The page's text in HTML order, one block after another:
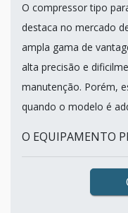
O compressor tipo
destaca no mercado
ampla gama de
alta precisão e
manutenção. Porém,
quando o modelo é
O EQUIPAMENTO